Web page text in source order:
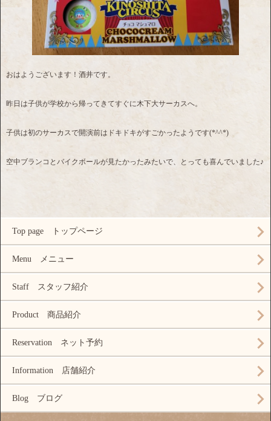
おはようございます！酒井です。
昨日は子供が学校から帰ってきてすぐに木下大サーカスへ。
子供は初のサーカスで開演前はドキドキがすごかったようです(*^^*)
空中ブランコとバイクボールが見たかったみたいで、とっても喜んでいました♪
Top page トップページ
Menu メニュー
Staff スタッフ紹介
Product 商品紹介
Reservation ネット予約
Information 店舗紹介
Blog ブログ